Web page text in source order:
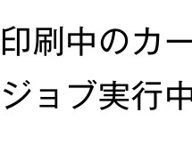
印刷中のカ
ジョブ実行